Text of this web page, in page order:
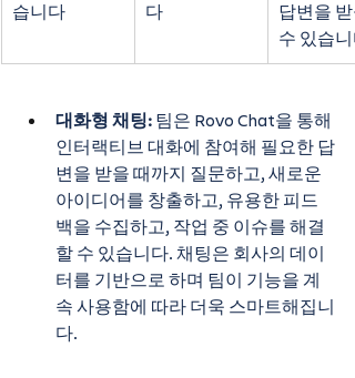
습니다
다
답변을 받
수 있습니
대화형 채팅: 팀은 Rovo Chat을 통해
인터랙티브 대화에 참여해 필요한 답
변을 받을 때까지 질문하고, 새로운
아이디어를 창출하고, 유용한 피드
백을 수집하고, 작업 중 이슈를 해결
할 수 있습니다. 채팅은 회사의 데이
터를 기반으로 하며 팀이 기능을 계
속 사용함에 따라 더욱 스마트해집니
다.